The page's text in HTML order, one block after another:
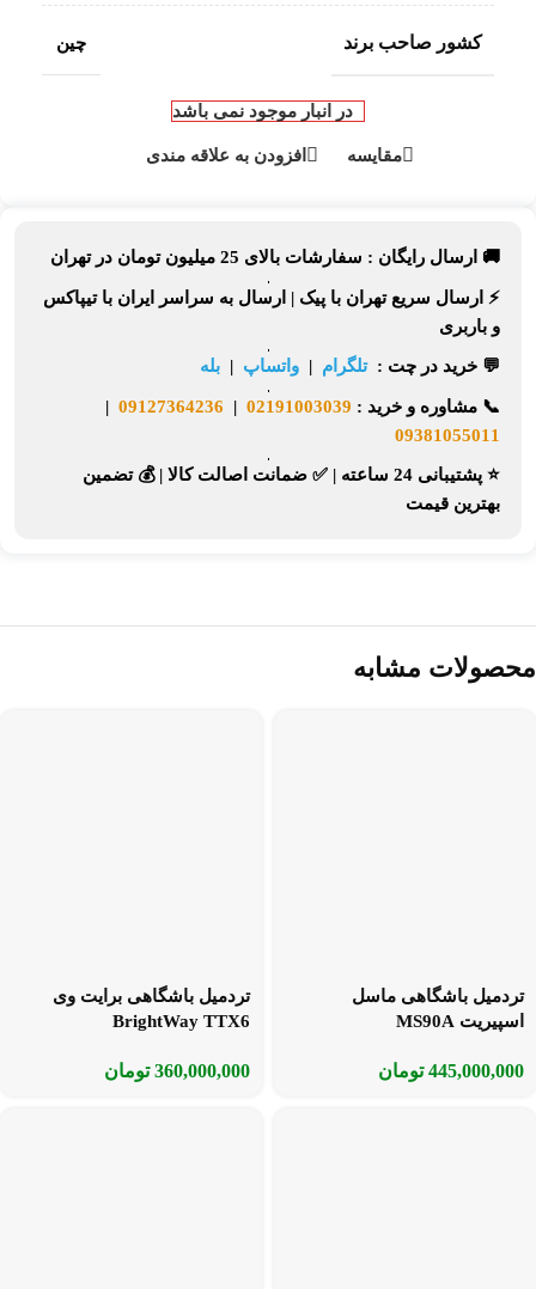
کشور صاحب برند چین
در انبار موجود نمی باشد
مقایسه افزودن به علاقه مندی
🚚 ارسال رایگان : سفارشات بالای 25 میلیون تومان در تهران
⚡ ارسال سریع تهران با پیک | ارسال به سراسر ایران با تیپاکس
و باربری
💬 خرید در چت :تلگرام | واتساپ | بله
📞 مشاوره و خرید : 02191003039
|
09127364236
|
09381055011
⭐ پشتیبانی 24 ساعته | ✅ ضمانت اصالت کالا |💰 تضمین
بهترین قیمت
محصولات مشابه
تردمیل باشگاهی ماسل
اسپیریت MS90A
445,000,000 تومان
تردمیل باشگاهی برایت وی
BrightWay TTX6
360,000,000 تومان